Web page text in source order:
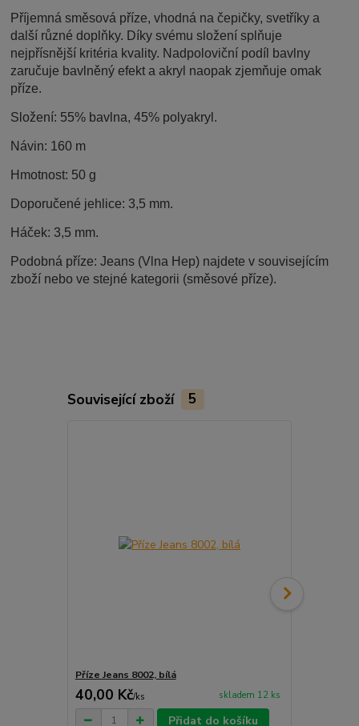
Příjemná směsová příze, vhodná na čepičky, svetříky a
další různé doplňky. Díky svému složení splňuje
nejpřísnější kritéria kvality. Nadpoloviční podíl bavlny
zaručuje bavlněný efekt a akryl naopak zjemňuje omak
příze.
Složení: 55% bavlna, 45% polyakryl.
Návin: 160 m
Hmotnost: 50 g
Doporučené jehlice: 3,5 mm.
Háček: 3,5 mm.
Podobná příze: Jeans (Vlna Hep) najdete v souvisejícím
zboží nebo ve stejné kategorii (směsové příze).
Související zboží 5
Příze Jeans 8002, bílá
40,00 Kč/ks skladem 12 ks
Přidat do košíku